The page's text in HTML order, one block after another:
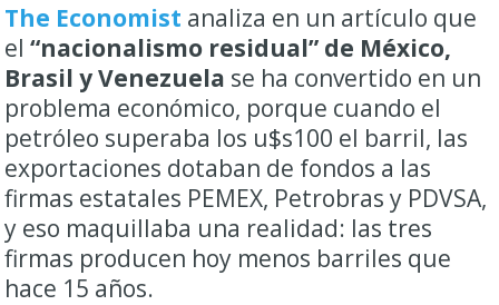
The Economist analiza en un artículo que
el“nacionalismo residual” de México,
Brasil y Venezuela se ha convertido en un
problema económico, porque cuando el
petróleo superaba los u$s100 el barril, las
exportaciones dotaban de fondos a las
firmas estatales PEMEX, Petrobras y PDVSA,
y eso maquillaba una realidad: las tres
firmas producen hoy menos barriles que
hace 15 años.